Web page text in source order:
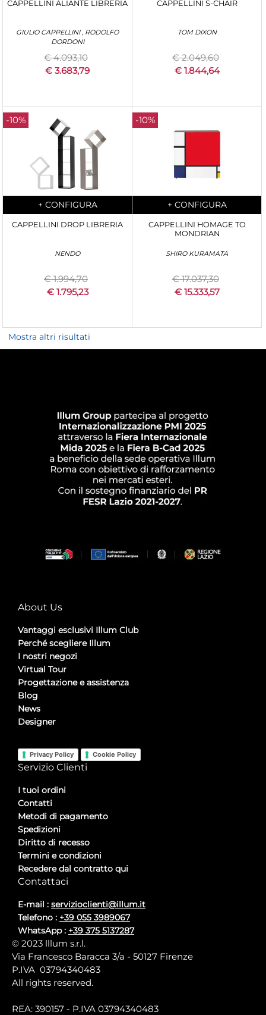
CAPPELLINI ALIANTE LIBRERIA
GIULIO CAPPELLINI , RODOLFO
DORDONI
€ 4.093,10
€ 3.683,79
CAPPELLINI S-CHAIR
TOM DIXON
€ 2.049,60
€ 1.844,64
-10%
Quantità
+ CONFIGURA
CAPPELLINI DROP LIBRERIA
NENDO
€ 1.994,70
€ 1.795,23
-10%
Quantità
+ CONFIGURA
CAPPELLINI HOMAGE TO
MONDRIAN
SHIRO KURAMATA
€ 17.037,30
€ 15.333,57
Mostra altri risultati
About Us
Vantaggi esclusivi Illum Club
Perché scegliere Illum
I nostri negozi
Virtual Tour
Progettazione e assistenza
Blog
News
Designer
Privacy Policy Cookie Policy
Servizio Clienti
I tuoi ordini
Contatti
Metodi di pagamento
Spedizioni
Diritto di recesso
Termini e condizioni
Recedere dal contratto qui
Contattaci
E-mail : servizioclienti@illum.it
Telefono : +39 055 3989067
WhatsApp : +39 375 5137287
© 2023 lllum s.r.l.
Via Francesco Baracca 3/a - 50127 Firenze
P.IVA 03794340483
All rights reserved.
REA: 390157 - P.IVA 03794340483